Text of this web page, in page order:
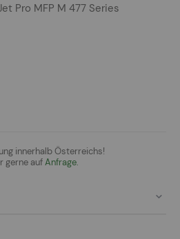
Pro MFP M 477 Series
innerhalb Österreichs!
gerne aufAnfrage.